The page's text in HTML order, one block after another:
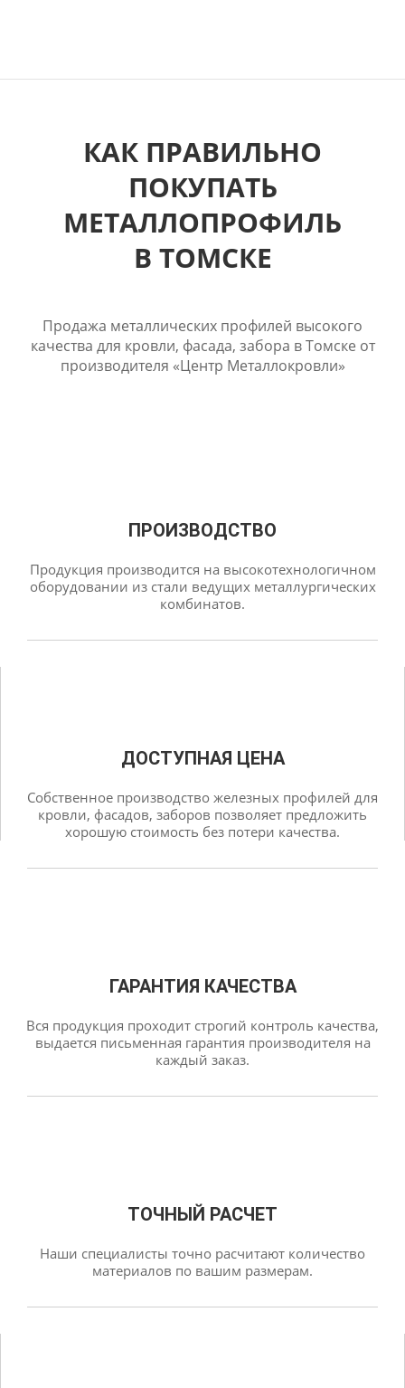
КАК ПРАВИЛЬНО
ПОКУПАТЬ
МЕТАЛЛОПРОФИЛЬ
В ТОМСКЕ
Продажа металлических профилей высокого
качества для кровли, фасада, забора в Томске от
производителя «Центр Металлокровли»
ПРОИЗВОДСТВО
Продукция производится на высокотехнологичном
оборудовании из стали ведущих металлургических
комбинатов.
ДОСТУПНАЯ ЦЕНА
Собственное производство железных профилей для
кровли, фасадов, заборов позволяет предложить
хорошую стоимость без потери качества.
ГАРАНТИЯ КАЧЕСТВА
Вся продукция проходит строгий контроль качества,
выдается письменная гарантия производителя на
каждый заказ.
ТОЧНЫЙ РАСЧЕТ
Наши специалисты точно расчитают количество
материалов по вашим размерам.